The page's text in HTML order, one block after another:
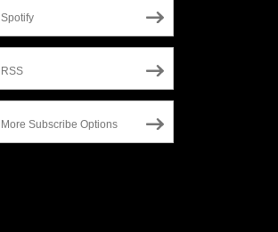
Spotify
RSS
More Subscribe Options